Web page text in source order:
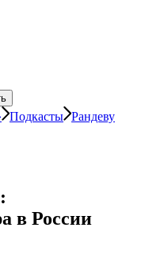
Подкасты Рандеву
в России